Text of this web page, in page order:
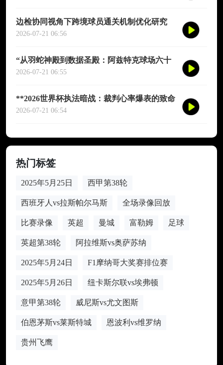
边检协同视角下跨境球员通关机制优化研究
——以2026年联合世界杯为场景
2026-07-21 06:56
“从羽蛇神殿到数据圣殿：阿兹特克球场六十
年世界杯的文明跃迁”
2026-07-21 06:55
**2026世界杯执法暗战：裁判心率爆表的致命
90分钟**
2026-07-21 06:54
热门标签
2025年5月25日 西甲第38轮
西班牙人vs拉斯帕尔马斯 全场录像回放
比赛录像 英超 曼城 富勒姆 足球
英超第38轮 阿拉维斯vs奥萨苏纳
2025年5月24日 F1摩纳哥大奖赛排位赛
2025年5月26日 纽卡斯尔联vs埃弗顿
意甲第38轮 威尼斯vs尤文图斯
伯恩茅斯vs莱斯特城 恩波利vs维罗纳
贵州飞鹰